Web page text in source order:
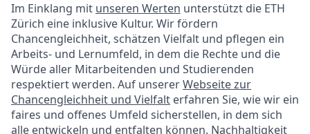
Im Einklang mit unseren Werten unterstützt die ETH
Zürich eine inklusive Kultur. Wir fördern
Chancengleichheit, schätzen Vielfalt und pflegen ein
Arbeits- und Lernumfeld, in dem die Rechte und die
Würde aller Mitarbeitenden und Studierenden
respektiert werden. Auf unsererWebseite zur
Chancengleichheit und Vielfalt erfahren Sie, wie wir ein
faires und offenes Umfeld sicherstellen, in dem sich
alle entwickeln und entfalten können. Nachhaltigkeit